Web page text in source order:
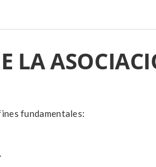
LA
fundamentales: